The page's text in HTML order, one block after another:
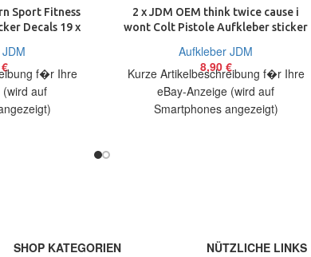
Sport Fitness
Decals 19 x
€
f�r Ihre
(wird auf
2 x JDM OEM think twice cause i
wont Colt Pistole Aufkleber sticker
Aufkleber JDM
8,90 €
Kurze Artikelbeschreibung f�r Ihre
eBay-Anzeige (wird auf
Smartphones angezeigt)
SHOP KATEGORIEN
NÜTZLICHE LINKS